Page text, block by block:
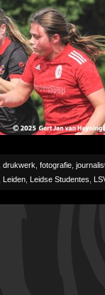
drukwerk fotografie
Leiden Leidse Studentes